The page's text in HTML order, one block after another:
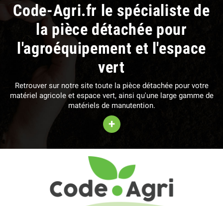
Code-Agri.fr le spécialiste de
la pièce détachée pour
l'agroéquipement et l'espace
vert
Retrouver sur notre site toute la pièce détachée pour votre
matériel agricole et espace vert, ainsi qu'une large gamme de
matériels de manutention.
+